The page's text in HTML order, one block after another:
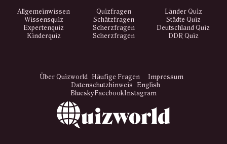
Allgemeinwissen Quizfragen
Länder Quiz
Wissensquiz
Schätzfragen
Städte Quiz
Expertenquiz
Scherzfragen
Deutschland Quiz
Kinderquiz
Scherzfragen DDR Quiz
Über Quizworld Häufige Fragen
Impressum
Datenschutzhinweis
English
BlueskyFacebookInstagram